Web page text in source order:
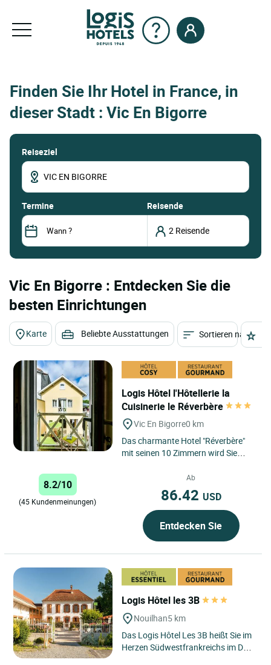
Finden Sie Ihr Hotel in France, in
dieser Stadt : Vic En Bigorre
Reiseziel
termine Reisende
Vic En Bigorre : Entdecken Sie die
besten Einrichtungen
Karte Beliebte Ausstattungen Sortieren nach
Logis Hôtel l'Hôtellerie la
Cuisinerie le Réverbère
Vic En Bigorre0 km
Das charmante Hotel "Réverbère"
mit seinen 10 Zimmern wird Sie
Ruhe und seine besondere...
8.2/10
(45 Kundenmeinungen)
Ab
86.42 USD
Entdecken Sie
Logis Hôtel les 3B
Nouilhan5 km
Das Logis Hôtel Les 3B heißt Sie im
Herzen Südwestfrankreichs im Dorf